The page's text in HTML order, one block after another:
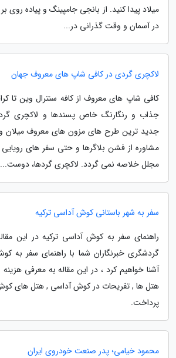
میلاد پیدا کنید. از بانجی جامپینگ و پیاده روی
در آسمان و وقت گذرانی در...
لاکچری گردی در کافی شاپ های معروف جهان
کافی شاپ های معروف از کافه سنترال وین تا
جذاب و رنگارنگ خاص پسندها و لاکچری
جدید ترین طرح های مزون های معروف میلان و
مشاوره از فشن بلاگرها و حتی سفر های
مجلل خلاصه نمی گردد. لاکچری گردها، دوست...
سفر به شهر باستانی کوش آداسی ترکیه
راهنمای سفر به کوش آداسی ترکیه در این
گردشگری خبرنگاران شما با راهنمای سفر به
آشنا خواهیم کرد ، در این مقاله به معرفی
هتل ها , تفریحات در کوش آداسی , هتل های
پرداخت.
محمود خیامی؛ پدر صنعت خودروی ایران